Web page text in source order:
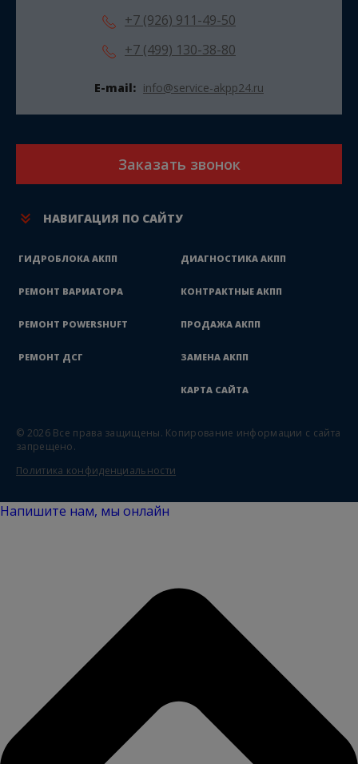
НАВИГАЦИЯ ПО САЙТУ
ГИДРОБЛОКА АКПП
РЕМОНТ ВАРИАТОРА
РЕМОНТ POWERSHUFT
РЕМОНТ ДСГ
ДИАГНОСТИКА АКПП
КОНТРАКТНЫЕ АКПП
ПРОДАЖА АКПП
ЗАМЕНА АКПП
КАРТА САЙТА
© 2026 Все права защищены. Копирование информации с сайта
запрещено.
Политика конфиденциальности
+7 (926) 911-49-50
+7 (499) 130-38-80
E-mail: info@service-akpp24.ru
Заказать звонок
Напишите нам, мы онлайн